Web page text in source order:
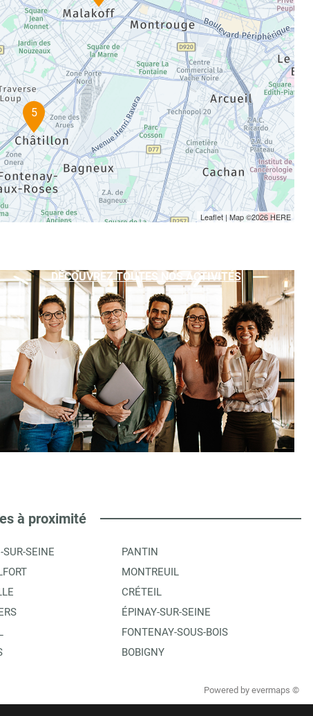
5
Leaflet | Map ©2026HERE
DÉCOUVREZ TOUTES NOS ACTIVITÉS
à proximité
SEINE
PANTIN
MONTREUIL
CRÉTEIL
ÉPINAY-SUR-SEINE
FONTENAY-SOUS-BOIS
BOBIGNY
Powered by evermaps ©